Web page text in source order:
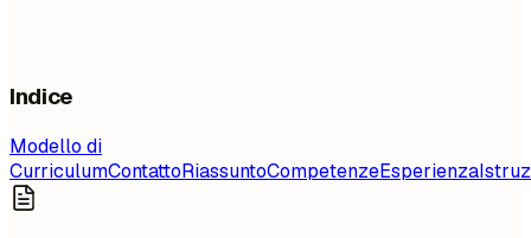
Indice
Modello di
CurriculumContattoRiassuntoCompetenzeEsperienza